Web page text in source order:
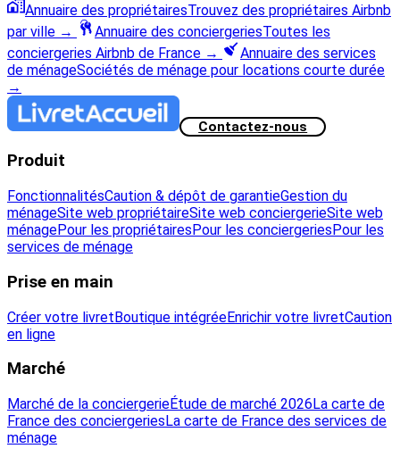
Annuaire des propriétairesTrouvez des propriétaires Airbnb
par ville → Annuaire des conciergeriesToutes les
conciergeries Airbnb de France →
Annuaire des services
de ménageSociétés de ménage pour locations courte durée
→
Contactez-nous
Produit
FonctionnalitésCaution & dépôt de garantieGestion du
ménageSite web propriétaireSite web conciergerieSite web
ménagePour les propriétaires Pour les conciergeries Pour les
services de ménage
Prise en main
Créer votre livretBoutique intégréeEnrichir votre livretCaution
en ligne
Marché
Marché de la conciergerieÉtude de marché 2026La carte de
France des conciergeriesLa carte de France des services de
ménage